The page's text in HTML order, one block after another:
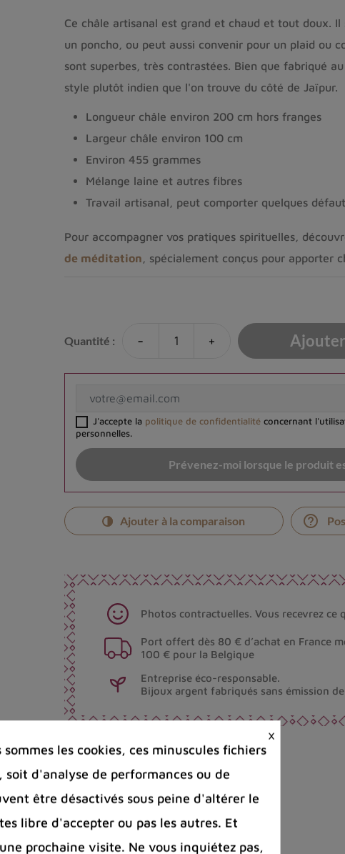
Ce châle artisanal est grand et chaud et tout doux. Il
un poncho, ou peut aussi convenir pour un plaid ou
sont superbes, très contrastées. Bien que fabriqué
style plutôt indien que l'on trouve du côté de Jaïpur.
Longueur châle environ 200 cm hors franges
Largeur châle environ 100 cm
Environ 455 grammes
Mélange laine et autres fibres
Travail artisanal, peut comporter quelques
​​​​​​​Pour accompagner vos pratiques spirituelles,
de méditation , spécialement conçus pour apporter
Quantité : - +
J'accepte la politique de confidentialitéconcernant
personnelles.
Prévenez-moi lorsque le produit
Ajouter à la comparaison help_outline
Photos contractuelles. Vous recevrez ce
Port offert dès 80 € d’achat en France
100 € pour la Belgique
Entreprise éco-responsable.
Bijoux argent fabriqués sans émission
Partager :
×
les cookies, ces minuscules fichiers
d'analyse de performances ou de
être désactivés sous peine d'altérer le
libre d'accepter ou pas les autres. Et
prochaine visite. Ne vous inquiétez pas,